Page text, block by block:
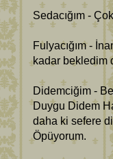
Sedacığım -
Fulyacığım -
kadar bekledim
Didemciğim -
Duygu Didem
daha ki sefere
Öpüyorum.